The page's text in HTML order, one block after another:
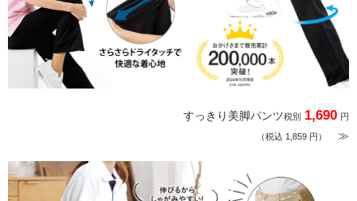
すっきり美脚パンツ税別 1,690 円
（税込 1,859 円） ≫